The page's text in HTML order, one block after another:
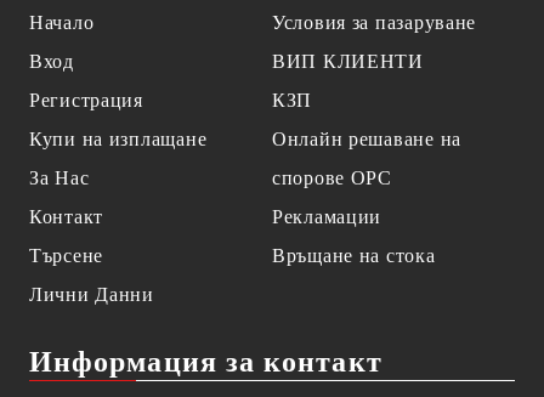
Начало
Вход
Регистрация
Купи на изплащане
За Нас
Контакт
Търсене
Лични Данни
Условия за пазаруване
ВИП КЛИЕНТИ
КЗП
Онлайн решаване на
спорове OPC
Рекламации
Връщане на стока
Информация за контакт